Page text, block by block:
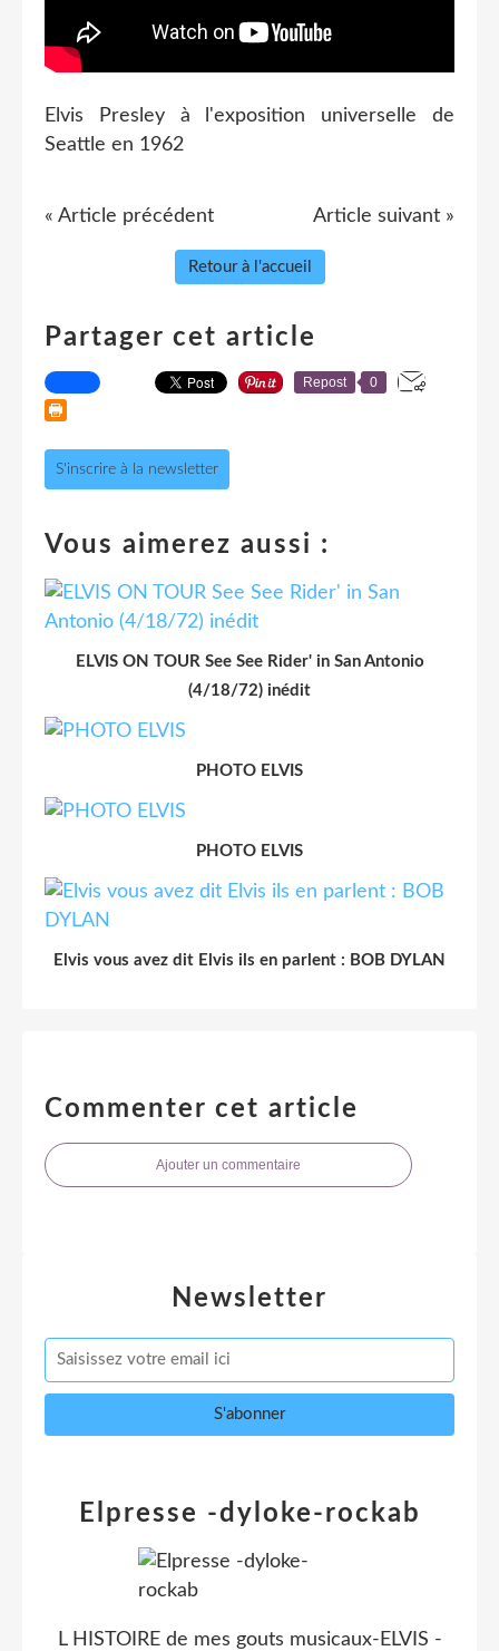
Elvis Presley à l'exposition universelle de
Seattle en 1962
« Article précédent Article suivant »
Retour à l'accueil
Partager cet article
Repost 0
S'inscrire à la newsletter
Vous aimerez aussi :
ELVIS ON TOUR See See Rider' in San Antonio
(4/18/72) inédit
PHOTO ELVIS
PHOTO ELVIS
Elvis vous avez dit Elvis ils en parlent : BOB DYLAN
Commenter cet article
Ajouter un commentaire
Newsletter
Elpresse -dyloke-rockab
L HISTOIRE de mes gouts musicaux-ELVIS -